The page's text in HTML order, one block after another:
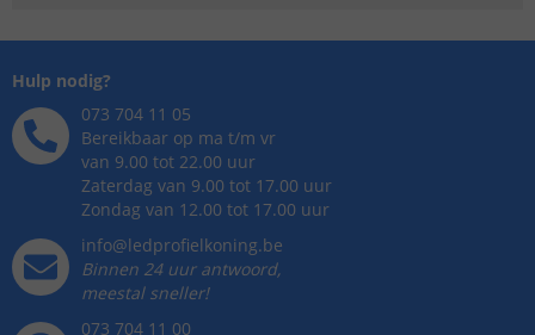
Hulp nodig?
073 704 11 05
Bereikbaar op ma t/m vr
van 9.00 tot 22.00 uur
Zaterdag van 9.00 tot 17.00 uur
Zondag van 12.00 tot 17.00 uur
info@ledprofielkoning.be
Binnen 24 uur antwoord,
meestal sneller!
073 704 11 00